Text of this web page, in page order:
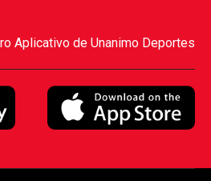
Aplicativo de Unanimo Deportes